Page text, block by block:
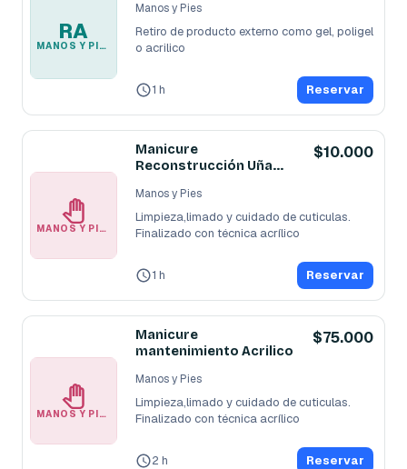
RA
MANOS Y PIES
Manos y Pies
Retiro de producto externo como gel, poligel
o acrilico
1 h Reservar
MANOS Y PIES
Manicure
Reconstrucción Uña
$10.000
Manos y Pies
Limpieza,limado y cuidado de cuticulas.
Finalizado con técnica acrílico
1 h Reservar
MANOS Y PIES
Manicure
mantenimiento Acrilico
$75.000
Manos y Pies
Limpieza,limado y cuidado de cuticulas.
Finalizado con técnica acrílico
2 h Reservar